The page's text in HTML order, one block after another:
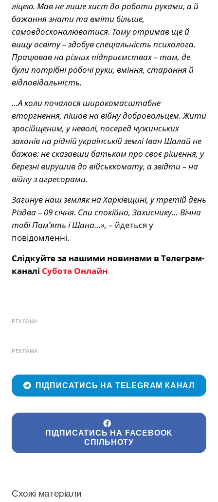
ліцею. Мав не лише хист до роботи руками, а й
бажання знати та вміти більше,
самовдосконалюватися. Тому отримав ще й
вищу освіту – здобув спеціальність психолога.
Працював на різних підприємствах – там, де
були потрібні робочі руки, вміння, старання й
відповідальність.
…А коли почалося широкомасштабне
вторгнення, пішов на війну добровольцем. Жити
зросійщеним, у неволі, посеред чужинських
законів на рідній українській землі Іван Шалай не
бажав: не сказавши батькам про своє рішення, у
березні вирушив до військкомату, а звідти – на
війну з агресорами.
Загинув наш земляк на Харківщині, у третій день
Різдва – 09 січня. Спи спокійно, Захиснику… Вічна
тобі Пам’ять і Шана…», – йдеться у
повідомленні.
Слідкуйте за нашими новинами в Телеграм-
каналі Субота Онлайн
РЕКЛАМА
РЕКЛАМА
ПІДПИСАТИСЬ НА TELEGRAM КАНАЛ
ПІДПИСАТИСЬ НА FACEBOOK
СПІЛЬНОТУ
Схожі матеріали